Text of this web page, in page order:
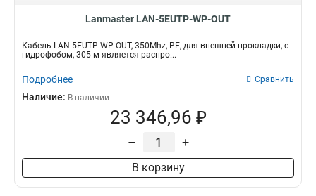
Lanmaster LAN-5EUTP-WP-OUT
Кабель LAN-5EUTP-WP-OUT, 350Mhz, PE, для внешней прокладки, с
гидрофобом, 305 м является распро...
Подробнее Сравнить
Наличие: В наличии
23 346,96 ₽
– +
В корзину